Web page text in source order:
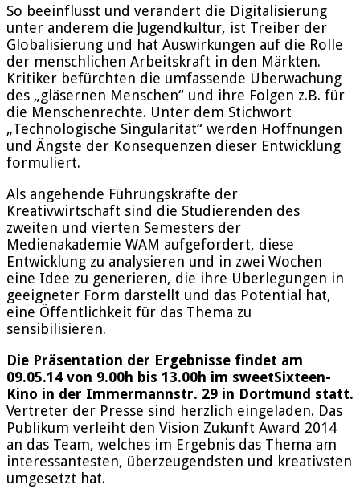
So beeinflusst und verändert die Digitalisierung
unter anderem die Jugendkultur, ist Treiber der
Globalisierung und hat Auswirkungen auf die Rolle
der menschlichen Arbeitskraft in den Märkten.
Kritiker befürchten die umfassende Überwachung
des „gläsernen Menschen“ und ihre Folgen z.B. für
die Menschenrechte. Unter dem Stichwort
„Technologische Singularität“ werden Hoffnungen
und Ängste der Konsequenzen dieser Entwicklung
formuliert.
Als angehende Führungskräfte der
Kreativwirtschaft sind die Studierenden des
zweiten und vierten Semesters der
Medienakademie WAM aufgefordert, diese
Entwicklung zu analysieren und in zwei Wochen
eine Idee zu generieren, die ihre Überlegungen in
geeigneter Form darstellt und das Potential hat,
eine Öffentlichkeit für das Thema zu
sensibilisieren.
Die Präsentation der Ergebnisse findet am
09.05.14 von 9.00h bis 13.00h im sweetSixteen-
Kino in der Immermannstr. 29 in Dortmund statt.
Vertreter der Presse sind herzlich eingeladen. Das
Publikum verleiht den Vision Zukunft Award 2014
an das Team, welches im Ergebnis das Thema am
interessantesten, überzeugendsten und kreativsten
umgesetzt hat.